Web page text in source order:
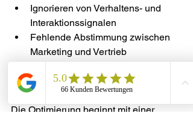
Ignorieren von Verhaltens- und
Interaktionssignalen
Fehlende Abstimmung zwischen
Marketing und Vertrieb
Tracking
Die Optimierung beginnt mit einer